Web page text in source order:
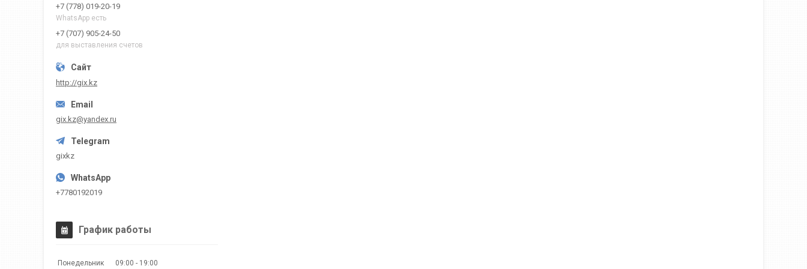
+7 (778) 019-20-19
WhatsApp есть
+7 (707) 905-24-50
для выставления счетов
http://gix.kz
gix.kz@yandex.ru
gixkz
+7780192019
График работы
Понедельник 09:00 19:00